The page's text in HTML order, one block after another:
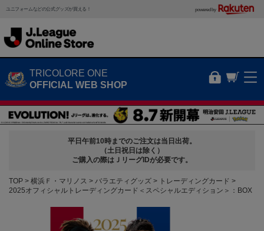
ユニフォームなどの公式グッズが買える！ powered by
TRICOLORE ONE
OFFICIAL WEB SHOP
平日午前10時までのご注文は当日出荷。
（土日祝日は除く）
ご購入の際はＪリーグIDが必要です。
TOP 横浜Ｆ・マリノス バラエティグッズ
トレーディングカード
2025オフィシャルトレーディングカード＜スペシャルエディション＞：BOX